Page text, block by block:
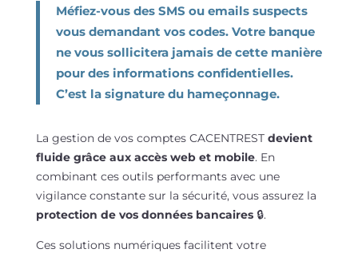
Méfiez-vous des SMS ou emails suspects
vous demandant vos codes. Votre banque
ne vous sollicitera jamais de cette manière
pour des informations confidentielles.
C’est la signature du hameçonnage.
La gestion de vos comptes CACENTREST devient
fluide grâce aux accès web et mobile. En
combinant ces outils performants avec une
vigilance constante sur la sécurité, vous assurez la
protection de vos données bancaires🔒.
Ces solutions numériques facilitent votre